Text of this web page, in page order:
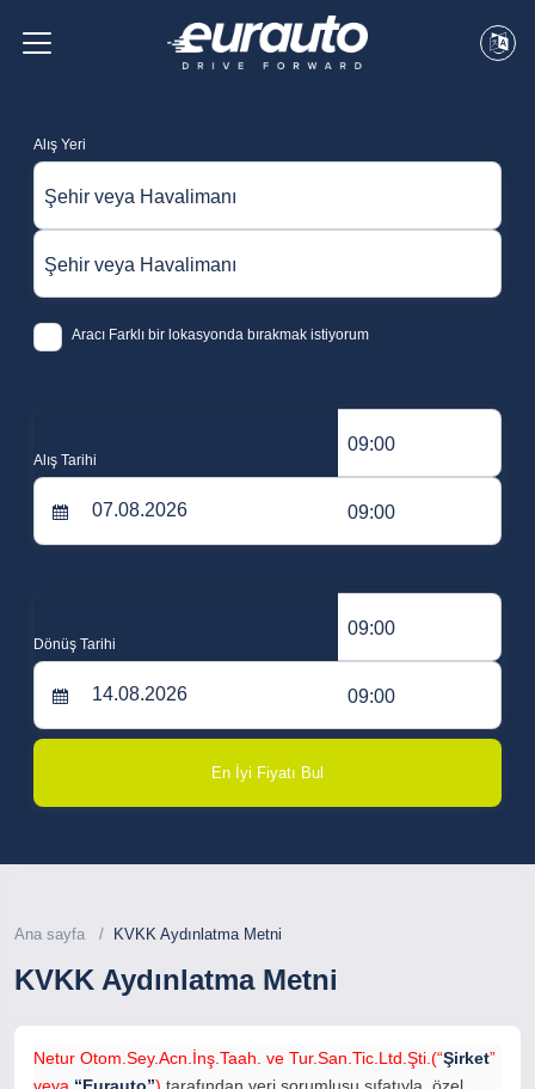
Alış Yeri
Şehir veya Havalimanı
Şehir veya Havalimanı
Aracı Farklı bir lokasyonda bırakmak istiyorum
Alış Tarihi
09:00
09:00
Dönüş Tarihi
09:00
09:00
En İyi Fiyatı Bul
Ana sayfa KVKK Aydınlatma Metni
KVKK Aydınlatma Metni
Netur Otom.Sey.Acn.İnş.Taah. ve Tur.San.Tic.Ltd.Şti.(“Şirket”